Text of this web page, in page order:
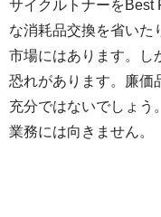
サイクルトナーをBest
な消耗品交換を省いた
市場にはあります。し
恐れがあります。廉価
充分ではないでしょう
業務には向きません。